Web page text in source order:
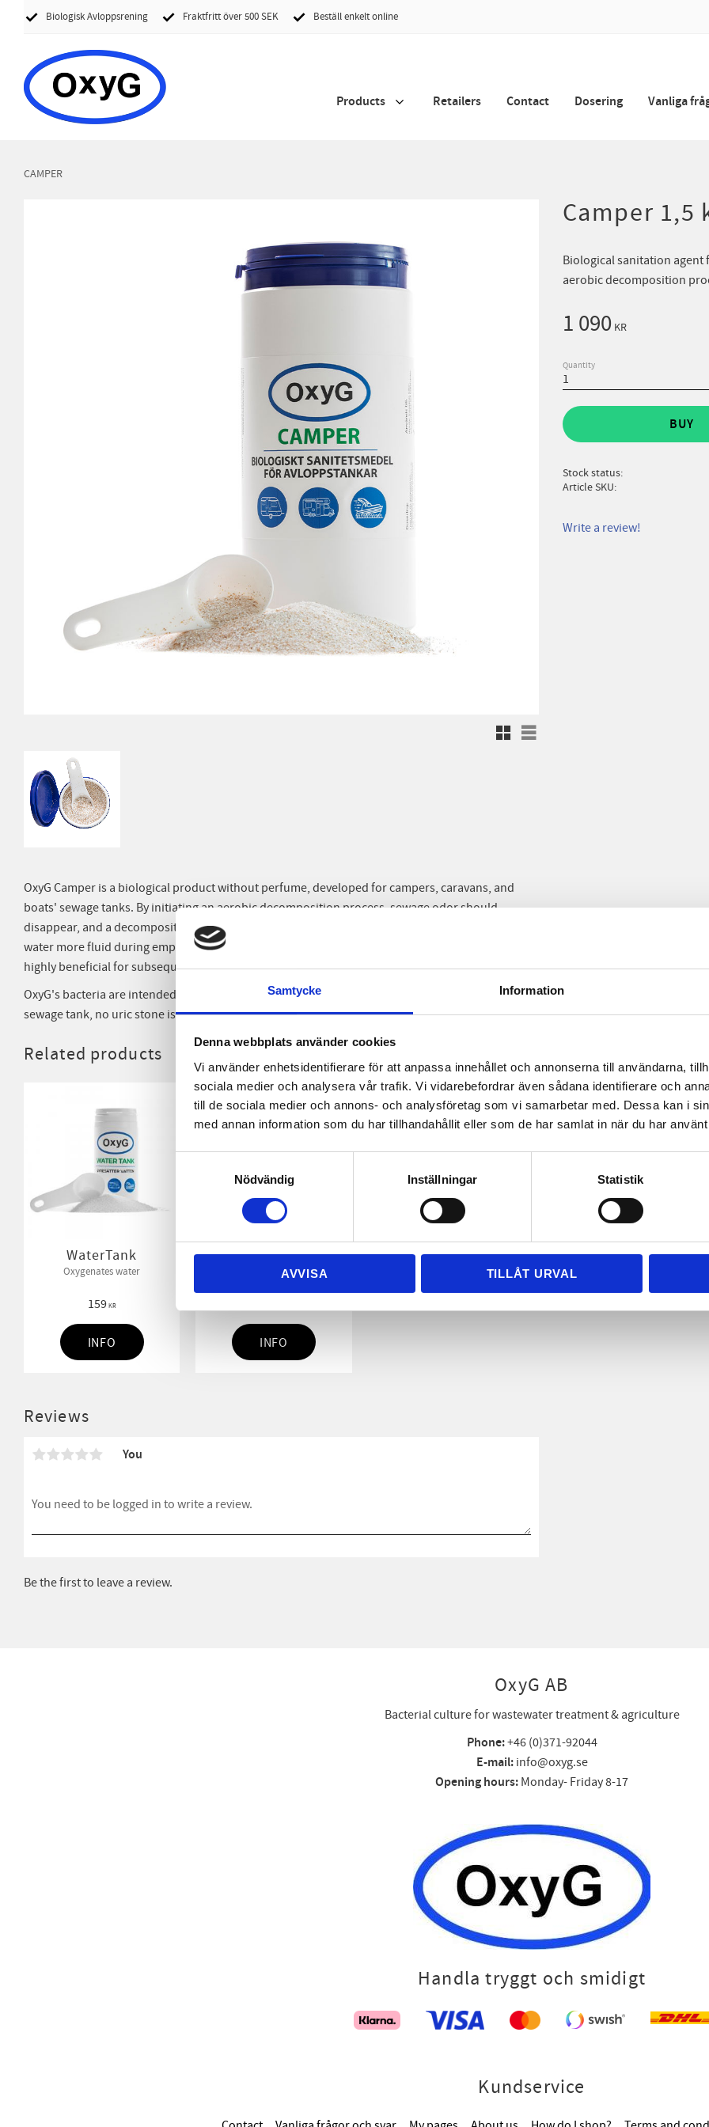
Samtycke Information
Denna webbplats använder cookies
Vi använder enhetsidentifierare för att anpassa innehållet och annonserna till användarna,
sociala medier och analysera vår trafik. Vi vidarebefordrar även sådana identifierare och
till de sociala medier och annons- och analysföretag som vi samarbetar med. Dessa kan i
med annan information som du har tillhandahållit eller som de har samlat in när du har
Nödvändig
Inställningar Statistik
AVVISA TILLÅT URVAL
Biologisk Avloppsrening Fraktfritt över 500 SEK Beställ enkelt online
Products Retailers Contact Dosering Vanliga
CAMPER
Camper 1,5
Biological sanitation
aerobic decomposition
Grid viewList view
1 090KR
Quantity
BUY
Stock status
Article SKU
Write a review!
OxyG Camper is a biological product without perfume, developed for campers, caravans, and
boats' sewage tanks. By initiating an aerobic decomposition process, sewage odor should
disappear, and a decomposition process in the sewage tank should commence to make sewage
water more fluid during emptying. The bacteria and the initiated decomposition process are
highly beneficial for subsequent purification of the sewage system during emptying.
OxyG's bacteria are intended to break down fat, feces, and toilet paper. With bacteria in the
sewage tank, no uric stone is formed.
Reviews
You
Be the first to leave a review.
Related products
WaterTank
Oxygenates water
159KR
INFO
Sanitation Wax 0,5l
A wax to seal pores in plastic,
odor
INFO
OxyG AB
Bacterial culture for wastewater treatment & agriculture
Phone:+46 (0)371-92044
E-mail:info@oxyg.se
Opening hours: Monday- Friday 8-17
Handla tryggt och smidigt
Kundservice